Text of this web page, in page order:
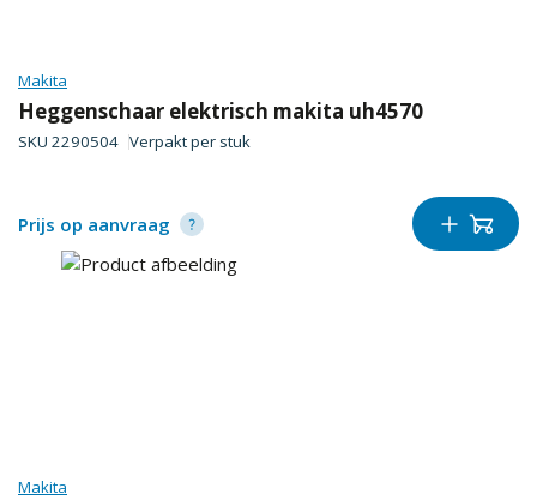
Makita
Heggenschaar elektrisch makita uh4570
SKU 2290504 Verpakt per stuk
Prijs op aanvraag
Makita